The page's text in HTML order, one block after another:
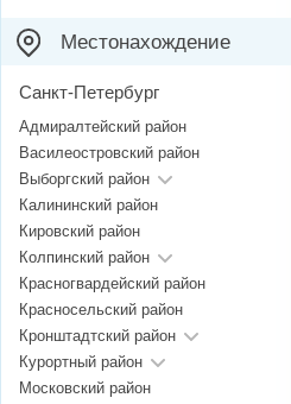
Местонахождение
Санкт-Петербург
Адмиралтейский район
Василеостровский район
Выборгский район
Калининский район
Кировский район
Колпинский район
Красногвардейский район
Красносельский район
Кронштадтский район
Курортный район
Московский район